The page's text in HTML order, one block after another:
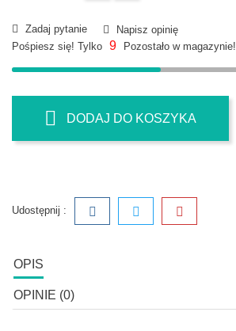
Zadaj pytanie
Napisz opinię
Pośpiesz się! Tylko 9 Pozostało w magazynie!
DODAJ DO KOSZYKA
Udostępnij :
OPIS
OPINIE (0)